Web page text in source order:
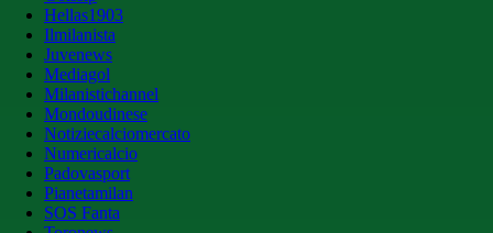
Hellas1903
Ilmilanista
Juvenews
Mediagol
Milanistichannel
Mondoudinese
Notiziecalciomercato
Numericalcio
Padovasport
Pianetamilan
SOS Fanta